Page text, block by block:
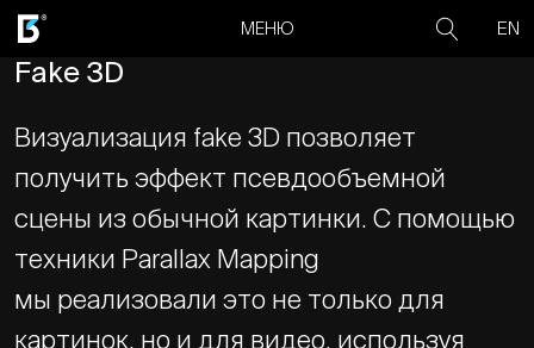
МЕНЮ EN
Fake 3D
Визуализация fake 3D позволяет
получить эффект псевдообъемной
сцены из обычной картинки. С помощью
техники Parallax Mapping
мы реализовали это не только для
картинок, но и для видео, используя